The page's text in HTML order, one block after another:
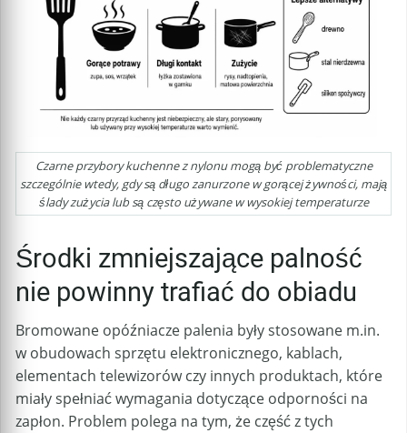
Czarne przybory kuchenne z nylonu mogą być problematyczne
szczególnie wtedy, gdy są długo zanurzone w gorącej żywności, mają
ślady zużycia lub są często używane w wysokiej temperaturze
Środki zmniejszające palność
nie powinny trafiać do obiadu
Bromowane opóźniacze palenia były stosowane m.in.
w obudowach sprzętu elektronicznego, kablach,
elementach telewizorów czy innych produktach, które
miały spełniać wymagania dotyczące odporności na
zapłon. Problem polega na tym, że część z tych